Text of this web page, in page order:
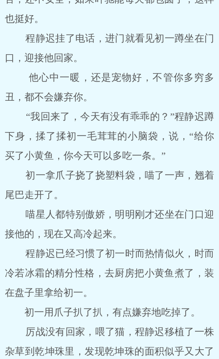
也挺好。
程静迟挂了电话，进门就看见初一蹲坐在门
口，迎接他回家。
他心中一暖，还是宠物好，不管你多穷多
丑，都不会嫌弃你。
“我回来了，今天有没有乖乖的？”程静迟蹲
下身，揉了揉初一毛茸茸的小脑袋，说，“给你
买了小黄鱼，你今天可以多吃一条。”
初一拿爪子挠了挠塑料袋，喵了一声，翘着
尾巴走开了。
喵星人都特别傲娇，明明刚才还坐在门口迎
接他的，现在又高冷起来。
程静迟已经习惯了初一时而热情似火，时而
冷若冰霜的精分性格，去厨房把小黄鱼煮了，装
在盘子里拿给初一。
初一用爪子扒了扒，有点嫌弃地吃掉了。
厉战没有回家，喂了猫，程静迟移植了一株
杂草到乾坤珠里，发现乾坤珠的面积似乎又大了